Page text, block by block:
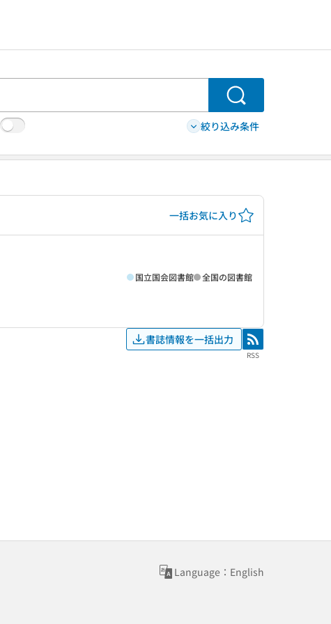
検索
絞り込み条件
一括お気に入り
国立国会図書館 全国の図書館
書誌情報を一括出力 RSS
RSS
Language：English